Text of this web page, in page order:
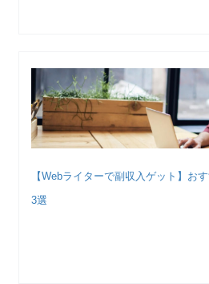
【Webライターで副収入ゲット】お
3選